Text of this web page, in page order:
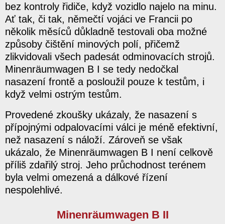
bez kontroly řidiče, když vozidlo najelo na minu.
Ať tak, či tak, němečtí vojáci ve Francii po
několik měsíců důkladně testovali oba možné
způsoby čištění minových polí, přičemž
zlikvidovali všech padesát odminovacích strojů.
Minenräumwagen B I se tedy nedočkal
nasazení frontě a posloužil pouze k testům, i
když velmi ostrým testům.
Provedené zkoušky ukázaly, že nasazení s
přípojnými odpalovacími válci je méně efektivní,
než nasazení s náloží. Zároveň se však
ukázalo, že Minenräumwagen B I není celkově
příliš zdařilý stroj. Jeho průchodnost terénem
byla velmi omezená a dálkové řízení
nespolehlivé.
Minenräumwagen B II